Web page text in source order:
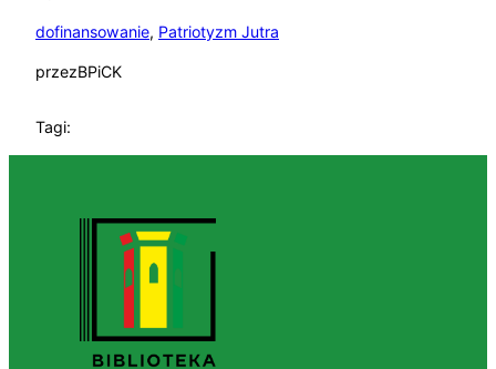
dofinansowanie, Patriotyzm Jutra
przezBPiCK
Tagi: